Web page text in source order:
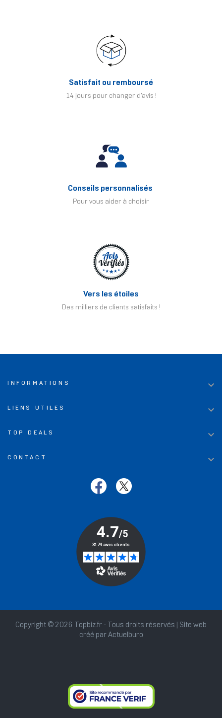
Satisfait ou remboursé
14 jours pour changer d'avis !
Conseils personnalisés
Pour vous aider à choisir
Vers les étoiles
Des milliers de clients satisfaits !
INFORMATIONS 
LIENS UTILES 
TOP DEALS 
CONTACT 
Copyright © 2026 Topbiz.fr - Tous droits réservés | Site web
créé par Actuelburo